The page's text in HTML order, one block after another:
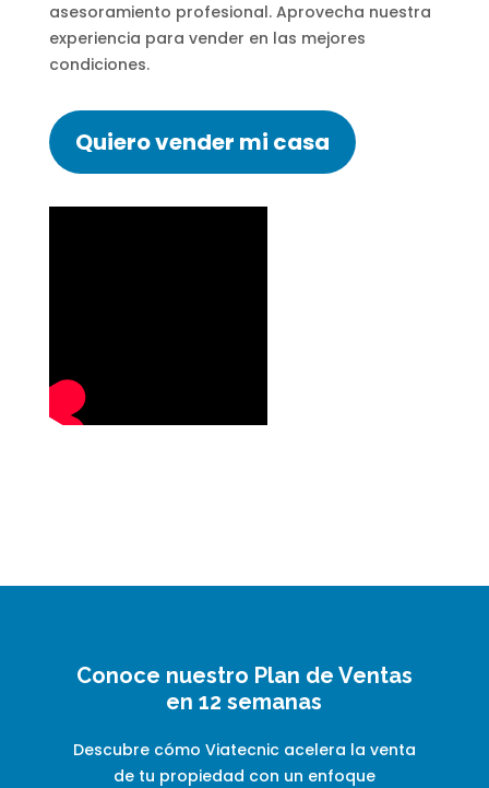
asesoramiento profesional. Aprovecha nuestra
experiencia para vender en las mejores
condiciones.
Quiero vender mi casa
Conoce nuestro Plan de Ventas
en 12 semanas
Descubre cómo Viatecnic acelera la venta
de tu propiedad con un enfoque